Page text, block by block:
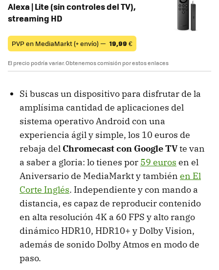
Alexa | Lite (sin controles del TV),
streaming HD
PVP en MediaMarkt (+ envío) — 19,99 €
El precio podría variar. Obtenemos comisión por estos enlaces
Si buscas un dispositivo para disfrutar de la
amplísima cantidad de aplicaciones del
sistema operativo Android con una
experiencia ágil y simple, los 10 euros de
rebaja del Chromecast con Google TVte van
a saber a gloria: lo tienes por 59 euros en el
Aniversario de MediaMarkt y también en El
Corte Inglés. Independiente y con mando a
distancia, es capaz de reproducir contenido
en alta resolución 4K a 60 FPS y alto rango
dinámico HDR10, HDR10+ y Dolby Vision,
además de sonido Dolby Atmos en modo de
paso.